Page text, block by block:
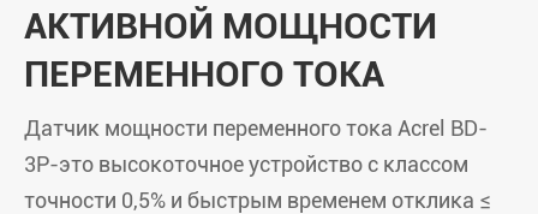
АКТИВНОЙ МОЩНОСТИ
ПЕРЕМЕННОГО ТОКА
Датчик мощности переменного тока Acrel BD-
3P-это высокоточное устройство с классом
точности 0,5% и быстрым временем отклика ≤